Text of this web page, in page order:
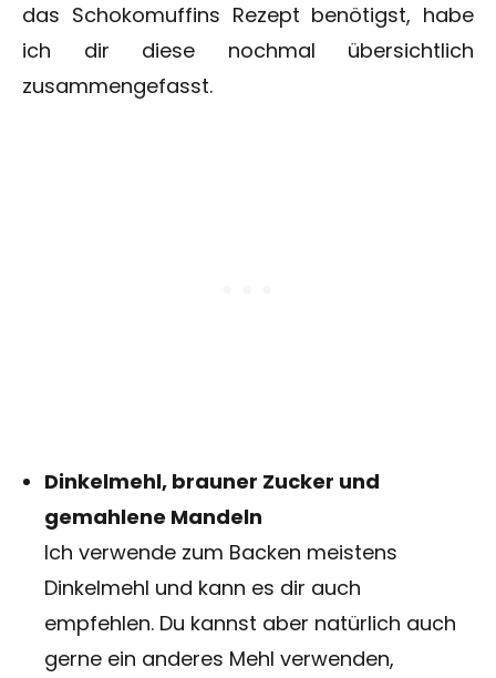
das Schokomuffins Rezept benötigst, habe
ich dir diese nochmal übersichtlich
zusammengefasst.
Dinkelmehl, brauner Zucker und
gemahlene Mandeln
Ich verwende zum Backen meistens
Dinkelmehl und kann es dir auch
empfehlen. Du kannst aber natürlich auch
gerne ein anderes Mehl verwenden,